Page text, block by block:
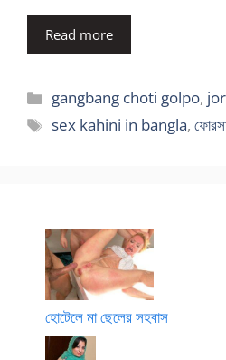
Read more
Categories
gangbang choti golpo,
Tags
sex kahini in bangla,
হোটেলে মা ছেলের সহবাস